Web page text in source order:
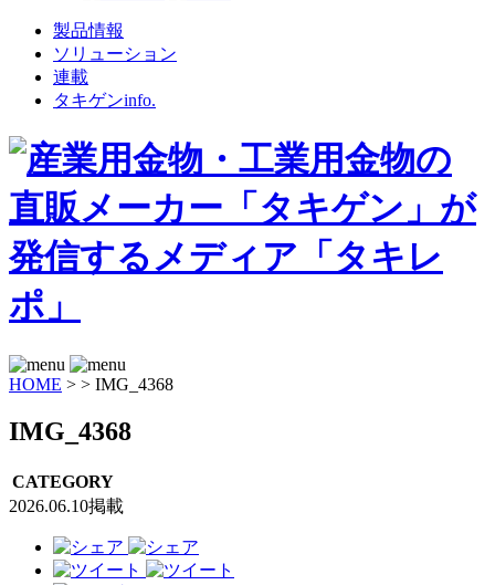
製品情報
ソリューション
連載
タキゲンinfo.
HOME > > IMG_4368
IMG_4368
CATEGORY
2026.06.10掲載